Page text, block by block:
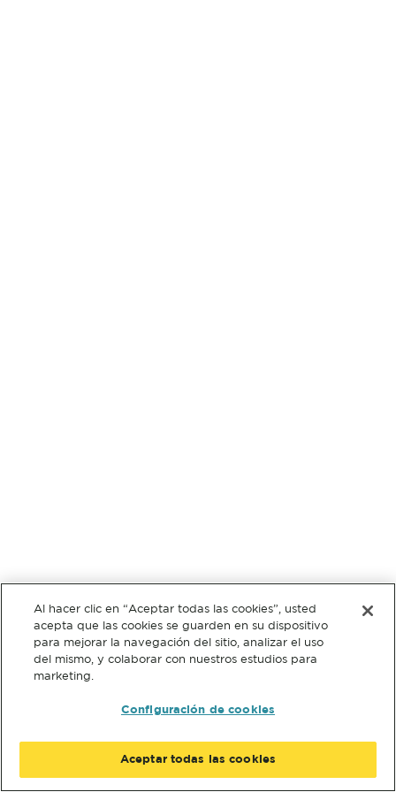
Al hacer clic en “Aceptar todas las cookies”, usted
acepta que las cookies se guarden en su dispositivo
para mejorar la navegación del sitio, analizar el uso
del mismo, y colaborar con nuestros estudios para
marketing.
Configuración de cookies
Aceptar todas las cookies